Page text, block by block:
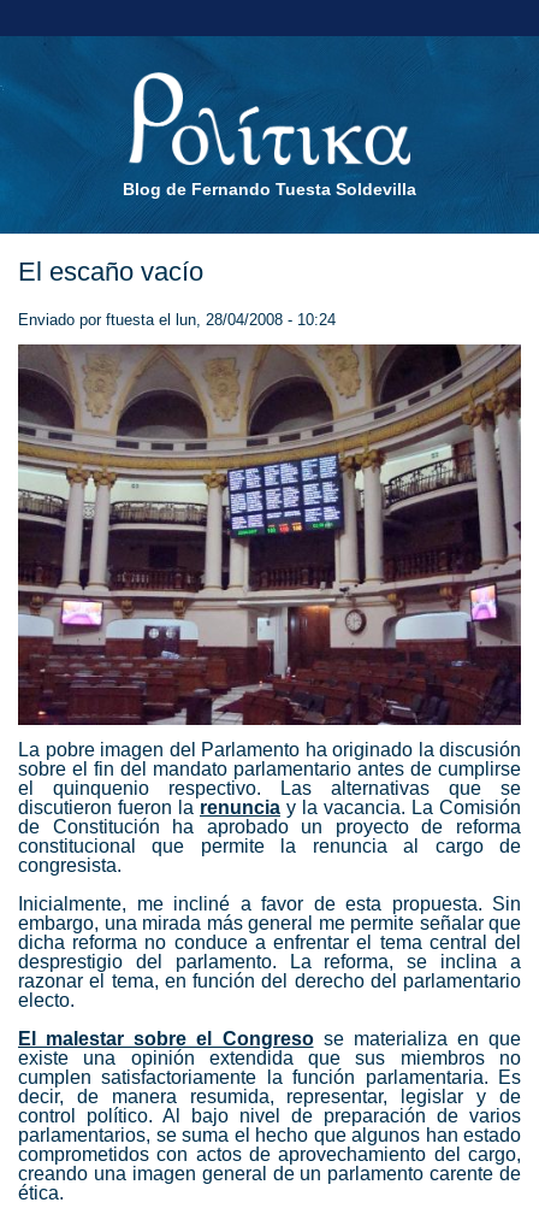
Blog de Fernando Tuesta Soldevilla
El escaño vacío
Enviado por ftuestael lun, 28/04/2008 - 10:24
La pobre imagen del Parlamento ha originado la discusión
sobre el fin del mandato parlamentario antes de cumplirse
el quinquenio respectivo. Las alternativas que se
discutieron fueron la renuncia y la vacancia. La Comisión
de Constitución ha aprobado un proyecto de reforma
constitucional que permite la renuncia al cargo de
congresista.
Inicialmente, me incliné a favor de esta propuesta. Sin
embargo, una mirada más general me permite señalar que
dicha reforma no conduce a enfrentar el tema central del
desprestigio del parlamento. La reforma, se inclina a
razonar el tema, en función del derecho del parlamentario
electo.
El malestar sobre el Congresose materializa en que
existe una opinión extendida que sus miembros no
cumplen satisfactoriamente la función parlamentaria. Es
decir, de manera resumida, representar, legislar y de
control político. Al bajo nivel de preparación de varios
parlamentarios, se suma el hecho que algunos han estado
comprometidos con actos de aprovechamiento del cargo,
creando una imagen general de un parlamento carente de
ética.